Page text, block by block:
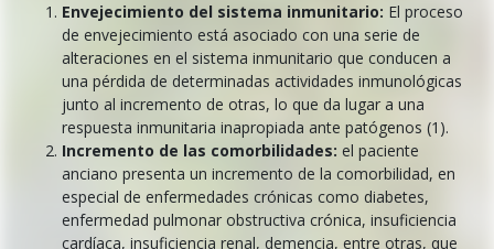
Envejecimiento del sistema inmunitario: El proceso
de envejecimiento está asociado con una serie de
alteraciones en el sistema inmunitario que conducen a
una pérdida de determinadas actividades inmunológicas
junto al incremento de otras, lo que da lugar a una
respuesta inmunitaria inapropiada ante patógenos (1).
Incremento de las comorbilidades: el paciente
anciano presenta un incremento de la comorbilidad, en
especial de enfermedades crónicas como diabetes,
enfermedad pulmonar obstructiva crónica, insuficiencia
cardíaca, insuficiencia renal, demencia, entre otras, que